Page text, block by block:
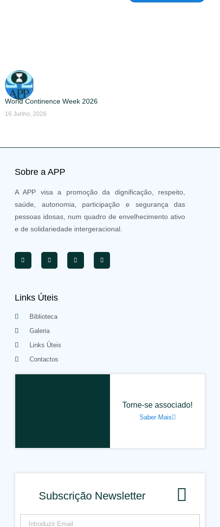
World Continence Week 2026
16 Junho, 2026
Sobre a APP
A APP visa a promoção da dignificação, respeito,
saúde, autonomia, participação e segurança das
pessoas idosas, num quadro de envelhecimento ativo
e de solidariedade intergeracional.
Links Úteis
Biblioteca
Galeria
Links Úteis
Contactos
Torne-se associado!
Saber Mais
Subscrição Newsletter